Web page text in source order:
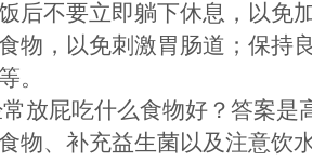
后不要立即躺下休息，以免
物，以免刺激胃肠道；保持
。
放屁吃什么食物好？答案是
物、补充益生菌以及注意饮